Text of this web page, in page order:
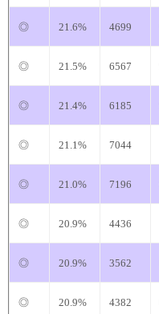
◎ 21.6% 4699
◎ 21.5% 6567
◎ 21.4% 6185
◎ 21.1% 7044
◎ 21.0% 7196
◎ 20.9% 4436
◎ 20.9% 3562
◎ 20.9% 4382